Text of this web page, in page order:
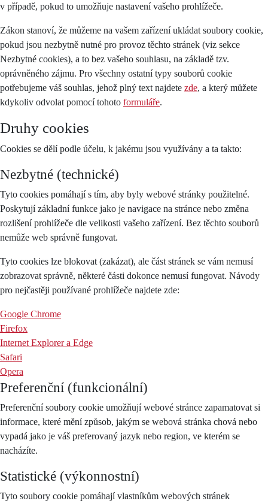
v případě, pokud to umožňuje nastavení vašeho prohlížeče.
Zákon stanoví, že můžeme na vašem zařízení ukládat soubory cookie,
pokud jsou nezbytně nutné pro provoz těchto stránek (viz sekce
Nezbytné cookies), a to bez vašeho souhlasu, na základě tzv.
oprávněného zájmu. Pro všechny ostatní typy souborů cookie
potřebujeme váš souhlas, jehož plný text najdete zde, a který můžete
kdykoliv odvolat pomocí tohoto formuláře.
Druhy cookies
Cookies se dělí podle účelu, k jakému jsou využívány a ta takto:
Nezbytné (technické)
Tyto cookies pomáhají s tím, aby byly webové stránky použitelné.
Poskytují základní funkce jako je navigace na stránce nebo změna
rozlišení prohlížeče dle velikosti vašeho zařízení. Bez těchto souborů
nemůže web správně fungovat.
Tyto cookies lze blokovat (zakázat), ale část stránek se vám nemusí
zobrazovat správně, některé části dokonce nemusí fungovat. Návody
pro nejčastěji používané prohlížeče najdete zde:
Google Chrome
Firefox
Internet Explorer a Edge
Safari
Opera
Preferenční (funkcionální)
Preferenční soubory cookie umožňují webové stránce zapamatovat si
informace, které mění způsob, jakým se webová stránka chová nebo
vypadá jako je váš preferovaný jazyk nebo region, ve kterém se
nacházíte.
Statistické (výkonnostní)
Tyto soubory cookie pomáhají vlastníkům webových stránek